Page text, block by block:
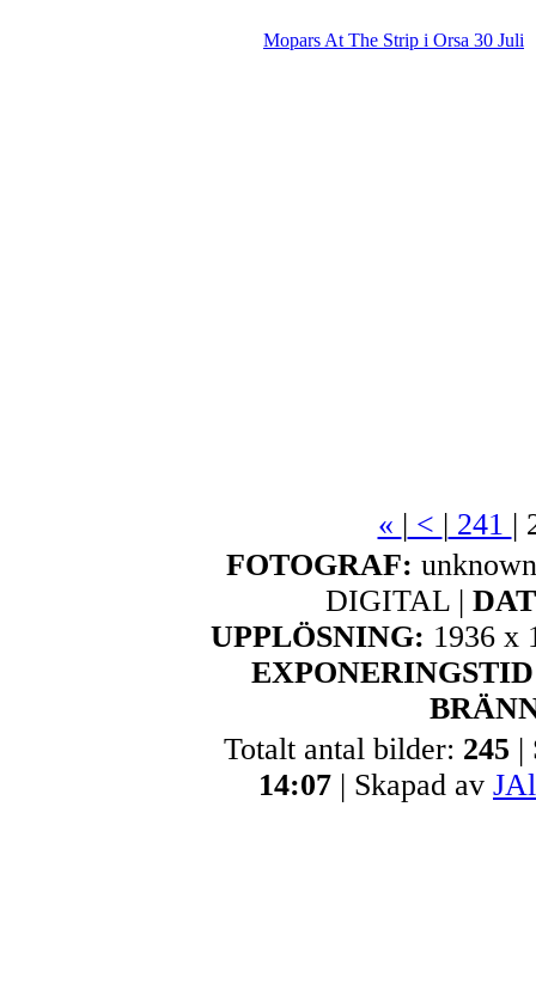
Mopars At The Strip i Orsa 30 Juli
« | < | 241 |
FOTOGRAF:
DIGITAL |
UPPLÖSNING: 1936 x
Totalt antal bilder: 245 |
14:07 | Skapad av